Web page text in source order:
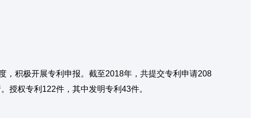
，积极开展专利申报。截至2018年，共提交专利申请208
授权专利122件，其中发明专利43件。